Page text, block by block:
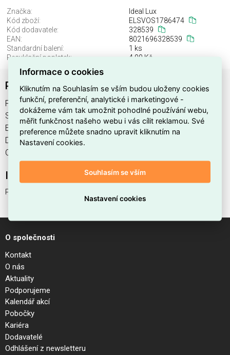
Značka:
Ideal Lux
Kód zboží:
ELSVOS1786474
Kód dodavatele:
328539
EAN:
8021696328539
Standardní balení:
1 ks
Recyklační poplatek:
4,00 Kč
PUNTO AP D24 COFFEE
PUNTO AP D24 COFFEE najdete v kategoriích Svítidla,
Svítidla, světelné zdroje a LED osvětlení, výrobce Ideal Lux,
EAN 8021696328539, kód dodavatele 328539. PUNTO AP
D24 COFFEE nabízíme od 1 ks. Kód EMAS PUNTO AP D24
COFFEE je ELSVOS1786474.
Interní název produktu
PUNTO AP D24 COFFEE
O společnosti
Kontakt
O nás
Aktuality
Podporujeme
Kalendář akcí
Pobočky
Kariéra
Dodavatelé
Odhlášení z newsletteru
Informace o cookies
Kliknutím na Souhlasím se vším budou uloženy cookies
funkční, preferenční, analytické i marketingové -
dokážeme vám tak umožnit pohodlné používání webu,
měřit funkčnost našeho webu i vás cílit reklamou. Své
preference můžete snadno upravit kliknutím na
Nastavení cookies.
Souhlasím se vším
Nastavení cookies